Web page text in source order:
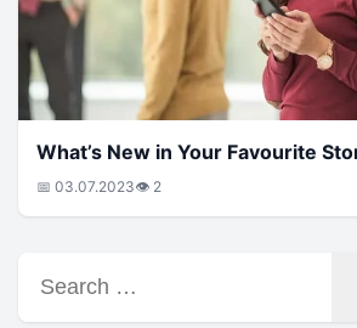
What’s New in Your Favourite
📅 03.07.2023👁 2
for: